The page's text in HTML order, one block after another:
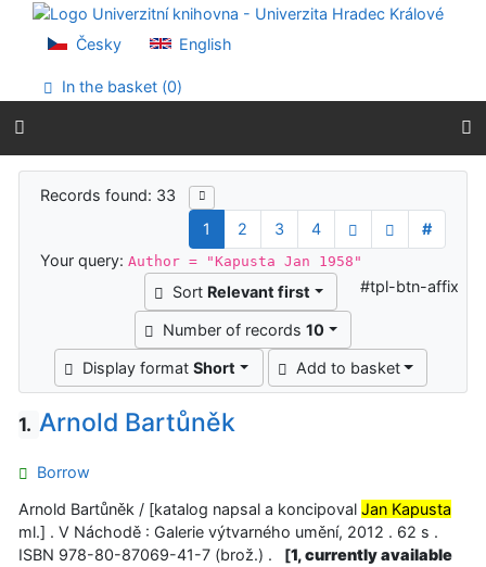
Go to content
Go to menu
Accessibility declaration
Česky English
In the basket (0)
Search results
Records found: 33
1
2 3 4
#
Your query:Author = "Kapusta Jan 1958"
Sort Relevant first
Number of records 10
Display formatShort Add to basket
#tpl-btn-affix
1. Arnold Bartůněk
Borrow
Arnold Bartůněk / [katalog napsal a koncipoval Jan Kapusta
ml.] . V Náchodě : Galerie výtvarného umění, 2012 . 62 s .
ISBN 978-80-87069-41-7 (brož.) .
[1, currently available